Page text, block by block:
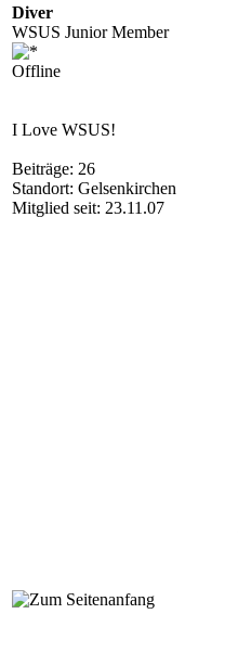
Diver
WSUS Junior Member
Offline
I Love WSUS!
Beiträge: 26
Standort: Gelsenkirchen
Mitglied seit: 23.11.07